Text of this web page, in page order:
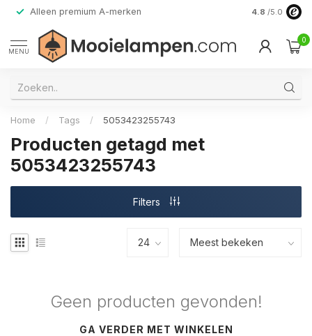
Alleen premium A-merken 4.8 /5.0
MENU
0
Home / Tags / 5053423255743
Producten getagd met
5053423255743
Filters
Geen producten gevonden!
GA VERDER MET WINKELEN